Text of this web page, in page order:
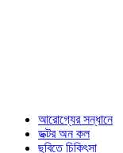
আরোগ্যের সন্ধানে
ডক্টর অন কল
ছবিতে চিকিৎসা